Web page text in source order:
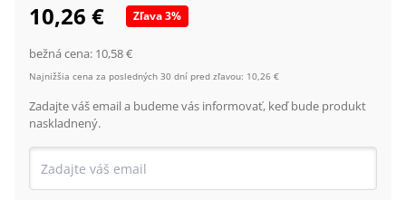
10,26 € Zľava3%
bežná cena: 10,58 €
Najnižšia cena za posledných 30 dní pred zľavou: 10,26 €
Zadajte váš email a budeme vás informovať, keď bude produkt
naskladnený.